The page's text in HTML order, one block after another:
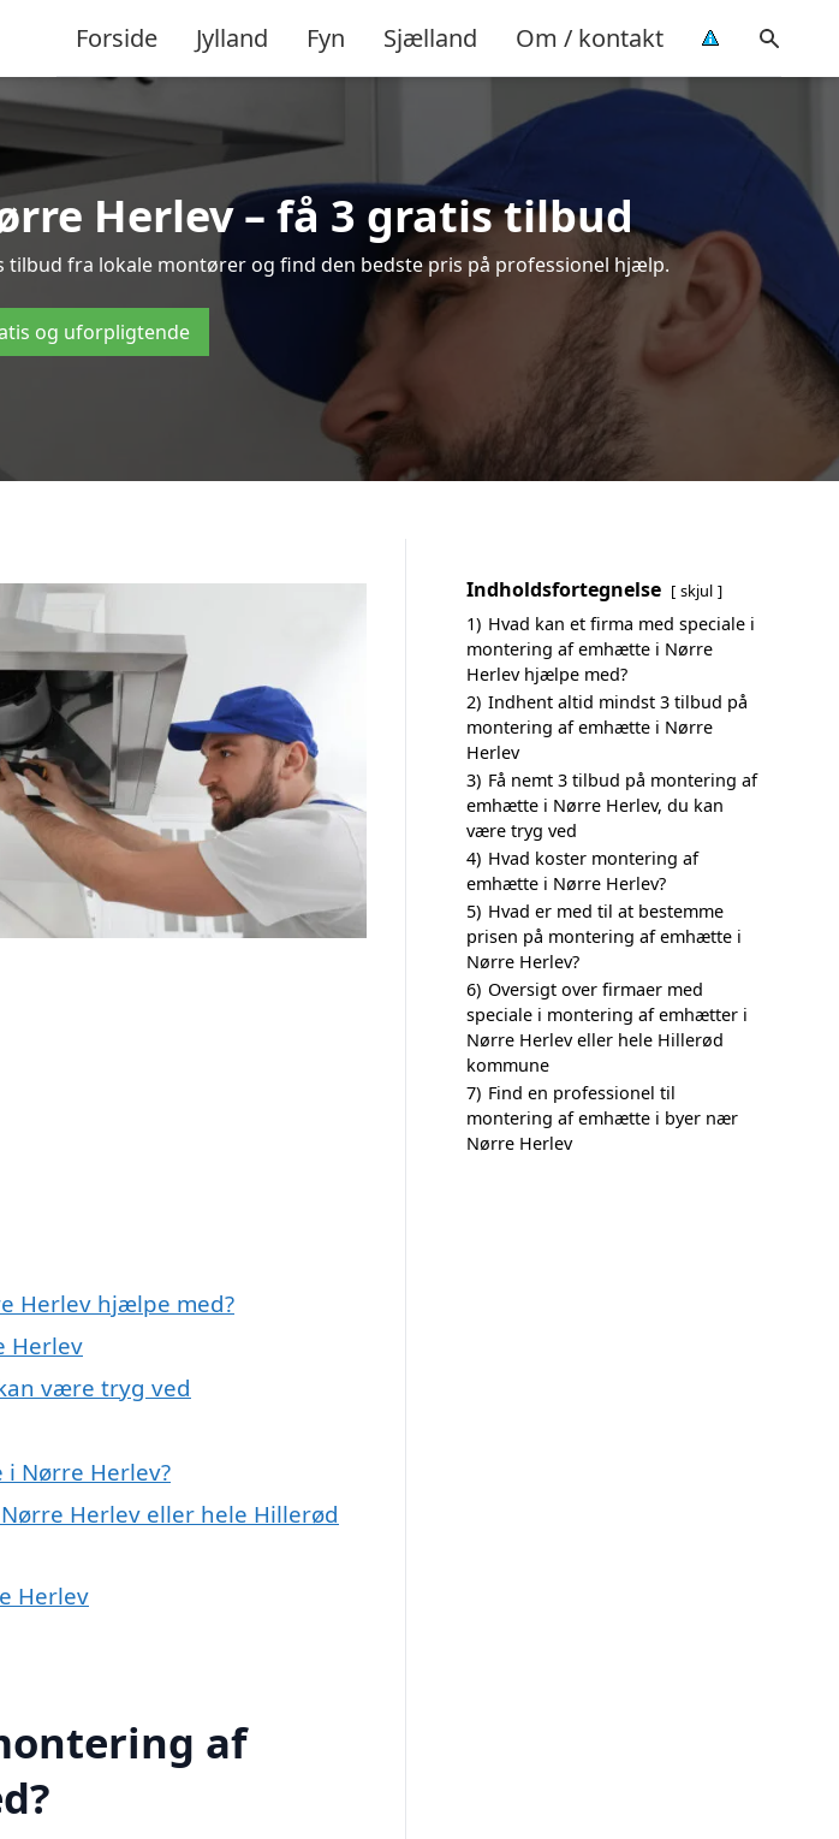
Forside Jylland Fyn Sjælland Om / kontakt
Herlev – få 3 gratis tilbud
fra lokale montører og find den bedste pris på professionel hjælp.
og uforpligtende
Herlev hjælpe med?
Herlev
være tryg ved
Nørre Herlev?
Herlev eller hele Hillerød
Herlev
af
Indholdsfortegnelse skjul
1) Hvad kan et firma med speciale i
montering af emhætte i Nørre
Herlev hjælpe med?
2) Indhent altid mindst 3 tilbud på
montering af emhætte i Nørre
Herlev
3) Få nemt 3 tilbud på montering af
emhætte i Nørre Herlev, du kan
være tryg ved
4) Hvad koster montering af
emhætte i Nørre Herlev?
5) Hvad er med til at bestemme
prisen på montering af emhætte i
Nørre Herlev?
6) Oversigt over firmaer med
speciale i montering af emhætter i
Nørre Herlev eller hele Hillerød
kommune
7) Find en professionel til
montering af emhætte i byer nær
Nørre Herlev